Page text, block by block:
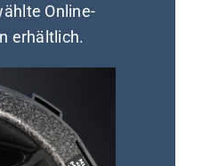
Online-
erhältlich.